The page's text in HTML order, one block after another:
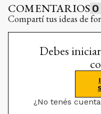
COMENTARIOS 0
Compartí tus ideas de
Debes
¿No tenés